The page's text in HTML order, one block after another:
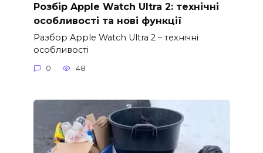
Розбір Apple Watch Ultra 2: технічні
особливості та нові функції
Разбор Apple Watch Ultra 2 – технічні
особливості
0 48